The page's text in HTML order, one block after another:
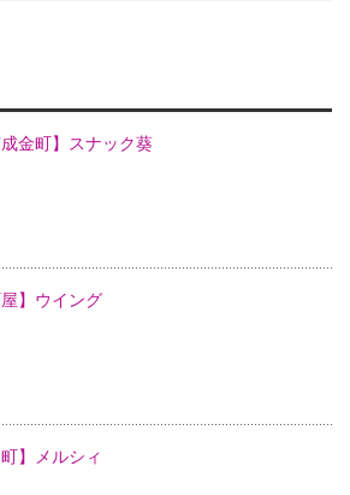
成金町】スナック葵
屋】ウイング
町】メルシィ